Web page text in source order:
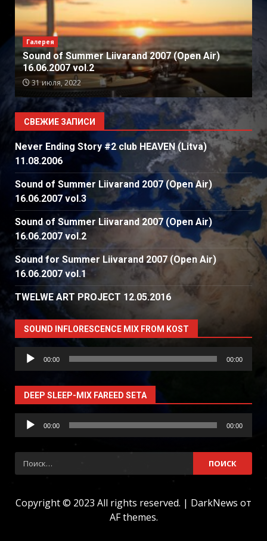
Галерея
Sound of Summer Liivarand 2007 (Open Air)
16.06.2007 vol.2
31 июля, 2022
СВЕЖИЕ ЗАПИСИ
Never Ending Story #2 club HEAVEN (Litva)
11.08.2006
Sound of Summer Liivarand 2007 (Open Air)
16.06.2007 vol.3
Sound of Summer Liivarand 2007 (Open Air)
16.06.2007 vol.2
Sound for Summer Liivarand 2007 (Open Air)
16.06.2007 vol.1
TWELWE ART PROJECT 12.05.2016
SOUND INFLORESCENCE MIX FROM KOST
Аудиоплеер
00:00 00:00
DEEP SLEEP-MIX FAREED SETA
Аудиоплеер
00:00 00:00
Найти:
Copyright © 2023 All rights reserved. | DarkNews от
AF themes.